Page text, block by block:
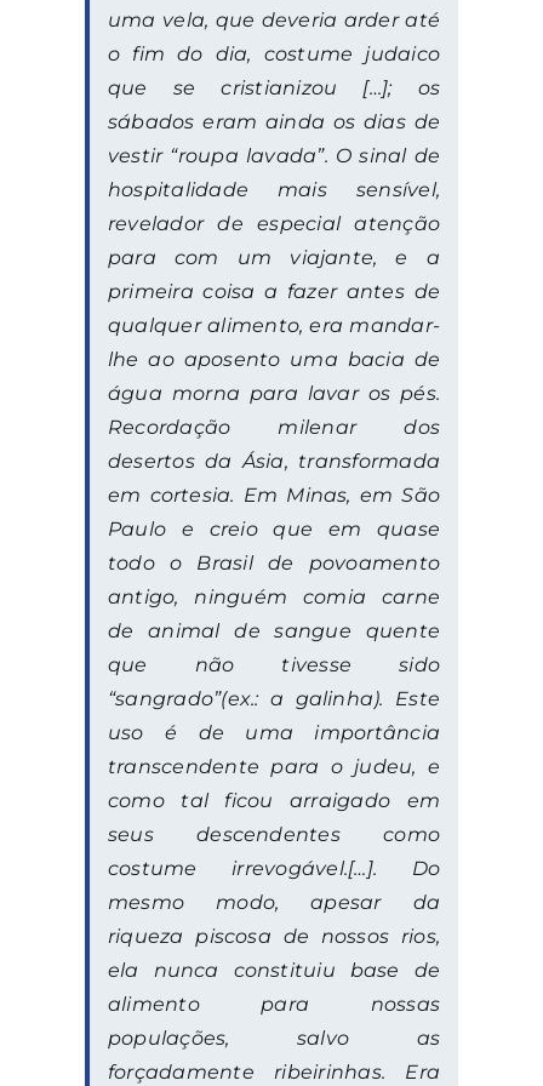
uma vela, que deveria arder até
o fim do dia, costume judaico
que se cristianizou […]; os
sábados eram ainda os dias de
vestir “roupa lavada”. O sinal de
hospitalidade mais sensível,
revelador de especial atenção
para com um viajante, e a
primeira coisa a fazer antes de
qualquer alimento, era mandar-
lhe ao aposento uma bacia de
água morna para lavar os pés.
Recordação milenar dos
desertos da Ásia, transformada
em cortesia. Em Minas, em São
Paulo e creio que em quase
todo o Brasil de povoamento
antigo, ninguém comia carne
de animal de sangue quente
que não tivesse sido
“sangrado”(ex.: a galinha). Este
uso é de uma importância
transcendente para o judeu, e
como tal ficou arraigado em
seus descendentes como
costume irrevogável.[…]. Do
mesmo modo, apesar da
riqueza piscosa de nossos rios,
ela nunca constituiu base de
alimento para nossas
populações, salvo as
forçadamente ribeirinhas. Era